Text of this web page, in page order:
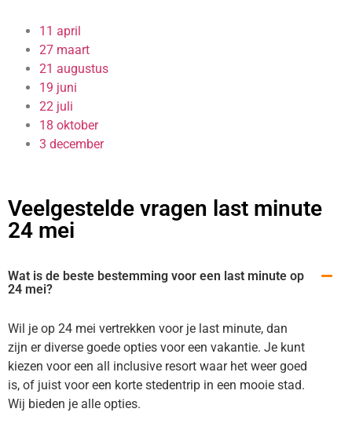
11 april
27 maart
21 augustus
19 juni
22 juli
18 oktober
3 december
Veelgestelde vragen last minute
24 mei
Wat is de beste bestemming voor een last minute op
24 mei?
Wil je op 24 mei vertrekken voor je last minute, dan
zijn er diverse goede opties voor een vakantie. Je kunt
kiezen voor een all inclusive resort waar het weer goed
is, of juist voor een korte stedentrip in een mooie stad.
Wij bieden je alle opties.